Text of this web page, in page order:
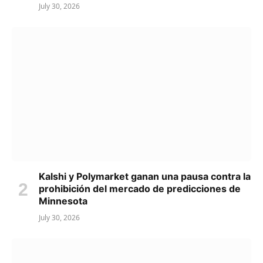
July 30, 2026
Kalshi y Polymarket ganan una pausa contra la
prohibición del mercado de predicciones de
Minnesota
July 30, 2026